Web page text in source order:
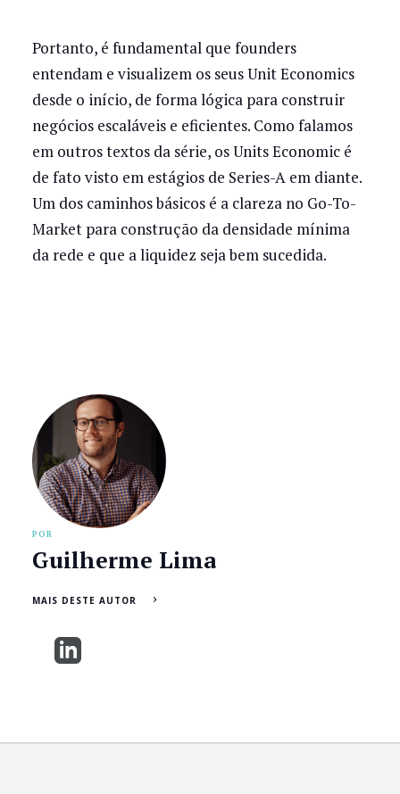
Portanto, é fundamental que founders
entendam e visualizem os seus Unit Economics
desde o início, de forma lógica para construir
negócios escaláveis e eficientes. Como falamos
em outros textos da série, os Units Economic é
de fato visto em estágios de Series-A em diante.
Um dos caminhos básicos é a clareza no Go-To-
Market para construção da densidade mínima
da rede e que a liquidez seja bem sucedida.
POR
Guilherme Lima
MAIS DESTE AUTOR